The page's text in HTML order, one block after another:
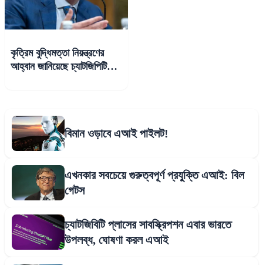
কৃত্রিম বুদ্ধিমত্তা নিয়ন্ত্রণের
আহ্বান জানিয়েছে চ্যাটজিপিটি
বিমান ওড়াবে এআই পাইলট!
এখনকার সবচেয়ে গুরুত্বপূর্ণ প্রযুক্তি এআই: বিল
গেটস
চ্যাটজিবিটি প্লাসের সাবস্ক্রিপশন এবার ভারতে
উপলব্ধ, ঘোষণা করল এআই